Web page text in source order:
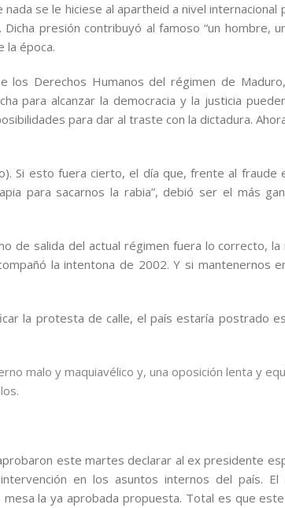
se le hiciese al apartheid a nivel internacional
presión contribuyó al famoso “un hombre,
la época.
los Derechos Humanos del régimen de
para alcanzar la democracia y la justicia
para dar al traste con la dictadura.
Si esto fuera cierto, el día que, frente al fraude
para sacarnos la rabia”, debió ser el más
de salida del actual régimen fuera lo correcto, la
la intentona de 2002. Y si mantenernos
la protesta de calle, el país estaría postrado
malo y maquiavélico y, una oposición lenta y
este martes declarar al ex presidente
en los asuntos internos del país. El
la ya aprobada propuesta. Total es que